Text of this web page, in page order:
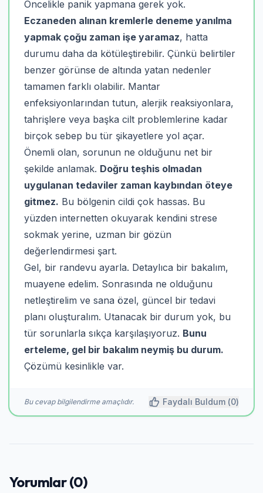
Öncelikle panik yapmana gerek yok.
Eczaneden alınan kremlerle deneme yanılma
yapmak çoğu zaman işe yaramaz, hatta
durumu daha da kötüleştirebilir. Çünkü belirtiler
benzer görünse de altında yatan nedenler
tamamen farklı olabilir. Mantar
enfeksiyonlarından tutun, alerjik reaksiyonlara,
tahrişlere veya başka cilt problemlerine kadar
birçok sebep bu tür şikayetlere yol açar.
Önemli olan, sorunun ne olduğunu net bir
şekilde anlamak. Doğru teşhis olmadan
uygulanan tedaviler zaman kaybından öteye
gitmez. Bu bölgenin cildi çok hassas. Bu
yüzden internetten okuyarak kendini strese
sokmak yerine, uzman bir gözün
değerlendirmesi şart.
Gel, bir randevu ayarla. Detaylıca bir bakalım,
muayene edelim. Sonrasında ne olduğunu
netleştirelim ve sana özel, güncel bir tedavi
planı oluşturalım. Utanacak bir durum yok, bu
tür sorunlarla sıkça karşılaşıyoruz. Bunu
erteleme, gel bir bakalım neymiş bu durum.
Çözümü kesinlikle var.
Bu cevap bilgilendirme amaçlıdır. Faydalı Buldum (0)
Yorumlar (0)